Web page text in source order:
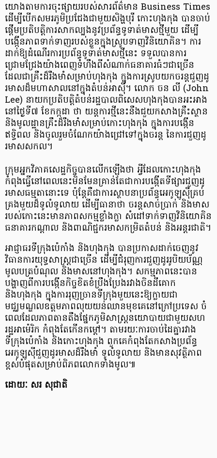
យោងតាមការចុះផ្សាយរបស់សារព័ត៌មាន Business Times
ដើម្បីបើកសមរភូមិប្រជែងជាមួយសិង្ហបុរី កោះហុងកុង បានចាប់
ផ្តើមប្រតិបត្តិការសាកល្បងនូវប្រព័ន្ធទូទាត់មាសថ្មីមួយ ដើម្បី
បង្កើនភាពទាក់ទាញរបស់ខ្លួនក្នុងស្រូបទាញវិនិយោគិន។ ការ
ដាក់ឱ្យដំណើរការប្រព័ន្ធទូទាត់មាសថ្មីនេះ ទទួលបានការ
ជ្រោមជ្រែងយ៉ាងពេញទំហឹងពីសំណាក់ធនាគារធំៗជាច្រើន
ដែលជាគ្រឹះដ៏រឹងមាំសម្រាប់ហុងកុង ក្នុងការស្រូបយកចរន្តជួញដូ
រមាសដ៏មហាសាលនៅក្នុងតំបន់អាស៊ី។ លោក ចន លី (John
Lee) នាយកប្រតិបត្តិតំបន់រដ្ឋបាលពិសេសហុងកុងបានអះអាង
នៅថ្ងៃទី៧ ខែកក្កដា ថា យន្តការថ្មីនេះនឹងជួយកសាងគ្រឹះស្ថាន
និងមូលដ្ឋានគ្រឹះដ៏រឹងមាំសម្រាប់កោះហុងកុង ក្នុងការបង្កើន
ឥទ្ធិពល និងចូលរួមចំណែកយ៉ាងជ្រៅទៅក្នុងចរន្ត នៃការជួញដូ
រមាសសកល។
ក្រុមអ្នកវិភាគសេដ្ឋកិច្ចបានលើកឡើងថា អ្វីដែលកោះហុងកុង
កំពុងធ្វើនៅពេលនេះមិនមែនគ្រាន់តែជាការបង្កើតទីផ្សារជួញដូ
រមាសធម្មតានោះទេ ប៉ុន្តែគឺជាការស្ថាបនាប្រព័ន្ធអេកូឡូស៊ីគ្រប់
គ្រងមួយដ៏ទូលំទូលាយ ដើម្បីធានាថា ចរន្តសាច់ប្រាក់ និងមាស
របស់កោះនេះមានភាពសកម្មខ្លាំងក្លា សំដៅទាក់ទាញវិនិយោគិន
ធនាគារកណ្តាល និងពាណិជ្ជករមាសកម្រិតតំបន់ និងអន្តរជាតិ។
អាជ្ញាធរទីក្រុងប៉េកាំង និងហុងកុង បានប្រកាសដាក់ចេញនូវ
វិធានការយុទ្ធសាស្ត្រជាច្រើន ដើម្បីជំរុញការជួញដូររូបិយប័ណ្ណ
មូលបត្របំណុល និងមាសនៅហុងកុង។ សកម្មភាពនេះបាន
បង្ហាញពីការបង្កើនកិច្ចខិតខំប្រឹងប្រែងរវាងចិនដីគោក
និងហុងកុង ក្នុងការរុញច្រានទីក្រុងមួយនេះឱ្យក្លាយជា
មជ្ឈមណ្ឌលឧត្តមភាពលុយយន់ឈានមុខគេនៅក្រៅប្រទេស ចំ
ពេលដែលភាពតានតឹងផ្នែកភូមិសាស្ត្រនយោបាយជាមួយសហ
រដ្ឋអាម៉េរិក កំពុងតែកើនកម្តៅ។ តាមរយៈការចាប់ដៃគ្នារវាង
ទីក្រុងប៉េកាំង និងកោះហុងកុង ពួកគេកំពុងតែកសាងប្រព័ន្ធ
អេកូឡូស៊ីជួញដូរមាសដ៏រឹងមាំ ទូលំទូលាយ និងមានសុវត្ថិភាព
ខ្ពស់បំផុតសម្រាប់ពិភពលោកទាំងមូល៕
ដោយៈ សរ សុជាតិ